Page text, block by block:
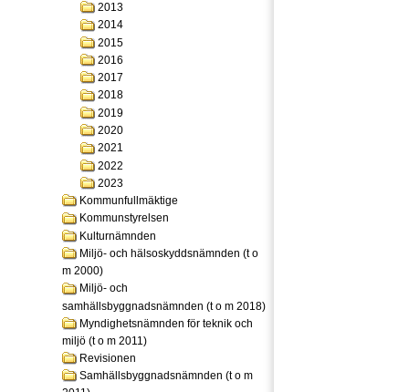
2013
2014
2015
2016
2017
2018
2019
2020
2021
2022
2023
Kommunfullmäktige
Kommunstyrelsen
Kulturnämnden
Miljö- och hälsoskyddsnämnden (t o
m 2000)
Miljö- och
samhällsbyggnadsnämnden (t o m 2018)
Myndighetsnämnden för teknik och
miljö (t o m 2011)
Revisionen
Samhällsbyggnadsnämnden (t o m